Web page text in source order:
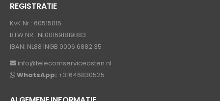
REGISTRATIE
KvK Nr.: 60515015
BTW NR.: NL001691819B83
IBAN: NL88 INGB 0006 6882 35
info@telecomserviceasten.nl
WhatsApp: +31646830525